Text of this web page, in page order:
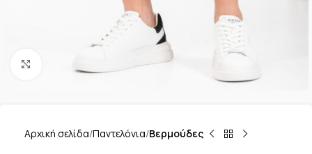
Αρχική σελίδα Παντελόνια Βερμούδες